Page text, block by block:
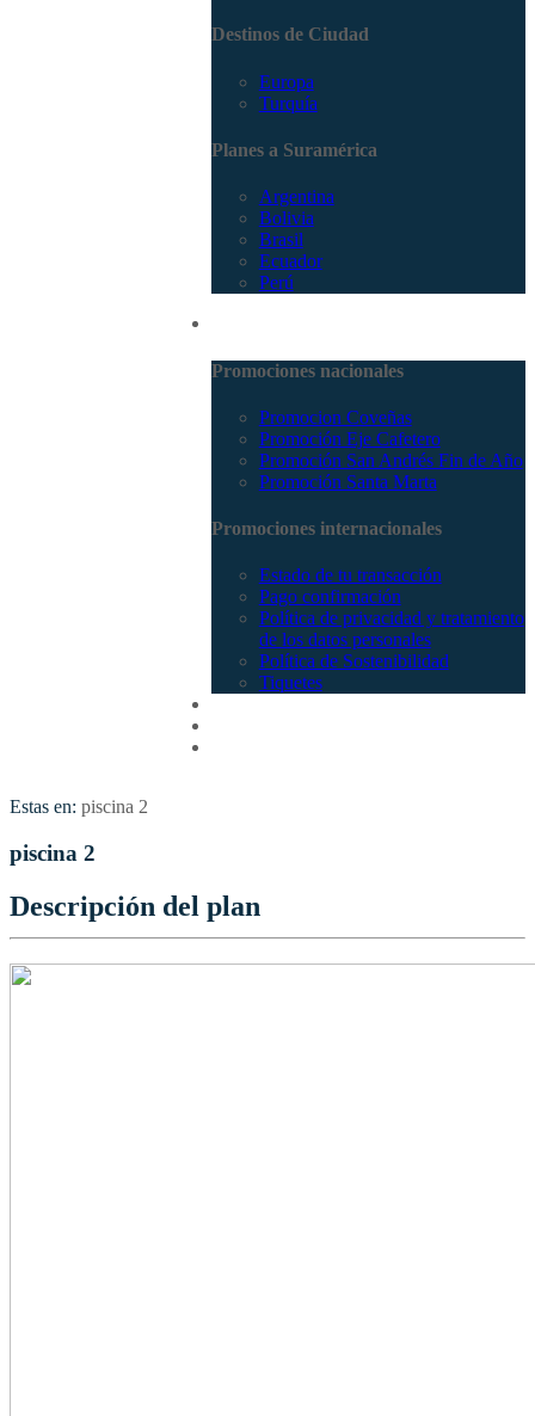
Destinos de Ciudad
Europa
Turquía
Planes a Suramérica
Argentina
Bolivia
Brasil
Ecuador
Perú
Promociones nacionales
Promocion Coveñas
Promoción Eje Cafetero
Promoción San Andrés Fin de Año
Promoción Santa Marta
Promociones internacionales
Estado de tu transacción
Pago confirmación
Política de privacidad y tratamiento
de los datos personales
Política de Sostenibilidad
Tiquetes
Estas en: piscina 2
piscina 2
Descripción del plan